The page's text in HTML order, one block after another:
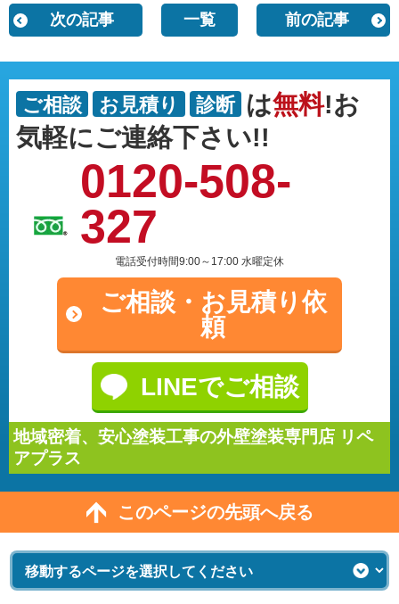
次の記事 一覧 前の記事
ご相談 お見積り 診断 は無料!お
気軽にご連絡下さい!!
0120-508-
327
電話受付時間9:00～17:00 水曜定休
ご相談・ お見積り依
頼
LINEでご相談
地域密着、安心塗装工事の外壁塗装専門店 リペ
アプラス
このページの先頭へ戻る